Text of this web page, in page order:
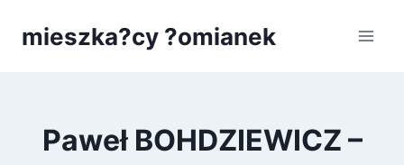
mieszka?cy ?omianek
Paweł BOHDZIEWICZ –